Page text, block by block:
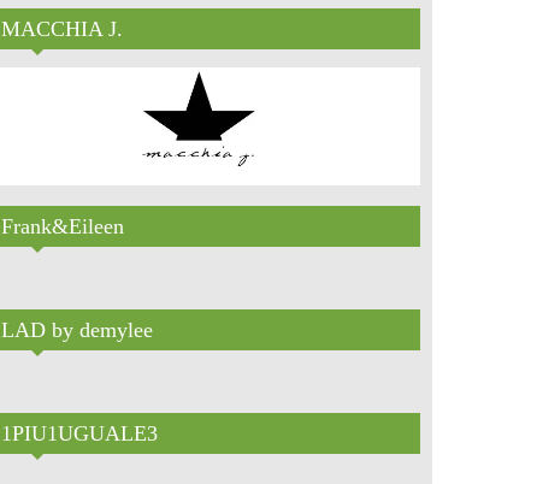
MACCHIA J.
Frank&Eileen
LAD by demylee
1PIU1UGUALE3